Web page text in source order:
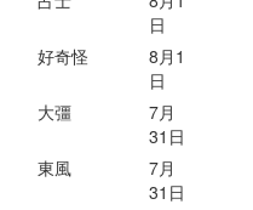
日
好奇怪
8月1
日
大彊
7月
31日
東風
7月
31日